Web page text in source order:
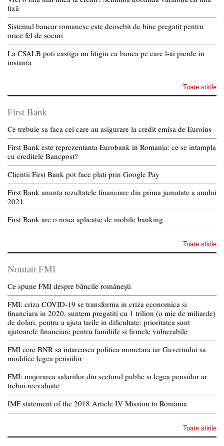
fixă
Sistemul bancar romanesc este deosebit de bine pregatit pentru
orice fel de socuri
La CSALB poti castiga un litigiu cu banca pe care l-ai pierde in
instanta
Toate stirile
First Bank
Ce trebuie sa faca cei care au asigurare la credit emisa de Euroins
First Bank este reprezentanta Eurobank in Romania: ce se intampla
cu creditele Bancpost?
Clientii First Bank pot face plati prin Google Pay
First Bank anunta rezultatele financiare din prima jumatate a anului
2021
First Bank are o noua aplicatie de mobile banking
Toate stirile
Noutati FMI
Ce spune FMI despre băncile românești
FMI: criza COVID-19 se transforma in criza economica si
financiara in 2020, suntem pregatiti cu 1 trilion (o mie de miliarde)
de dolari, pentru a ajuta tarile in dificultate; prioritatea sunt
ajutoarele financiare pentru familiile si firmele vulnerabile
FMI cere BNR sa intareasca politica monetara iar Guvernului sa
modifice legea pensiilor
FMI: majorarea salariilor din sectorul public si legea pensiilor ar
trebui reevaluate
IMF statement of the 2018 Article IV Mission to Romania
Toate stirile